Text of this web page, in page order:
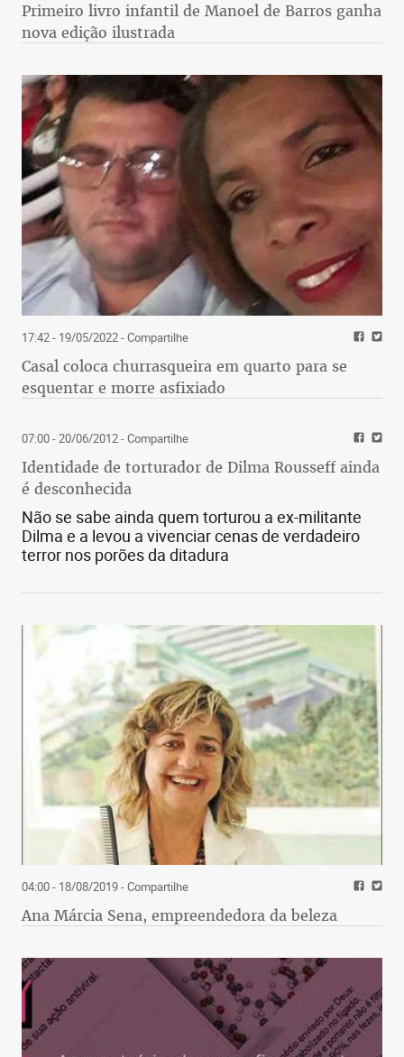
Primeiro livro infantil de Manoel de Barros ganha
nova edição ilustrada
17:42 - 19/05/2022- Compartilhe
Casal coloca churrasqueira em quarto para se
esquentar e morre asfixiado
07:00 - 20/06/2012- Compartilhe
Identidade de torturador de Dilma Rousseff ainda
é desconhecida
Não se sabe ainda quem torturou a ex-militante
Dilma e a levou a vivenciar cenas de verdadeiro
terror nos porões da ditadura
04:00 - 18/08/2019- Compartilhe
Ana Márcia Sena, empreendedora da beleza